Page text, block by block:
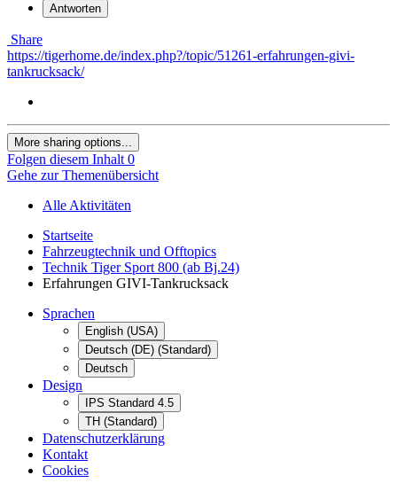
Antworten
Share
https://tigerhome.de/index.php?/topic/51261-erfahrungen-givi-
tankrucksack/
More sharing options...
Folgen diesem Inhalt 0
Gehe zur Themenübersicht
Alle Aktivitäten
Startseite
Fahrzeugtechnik und Offtopics
Technik Tiger Sport 800 (ab Bj.24)
Erfahrungen GIVI-Tankrucksack
Sprachen
English (USA)
Deutsch (DE) (Standard)
Deutsch
Design
IPS Standard 4.5
TH (Standard)
Datenschutzerklärung
Kontakt
Cookies